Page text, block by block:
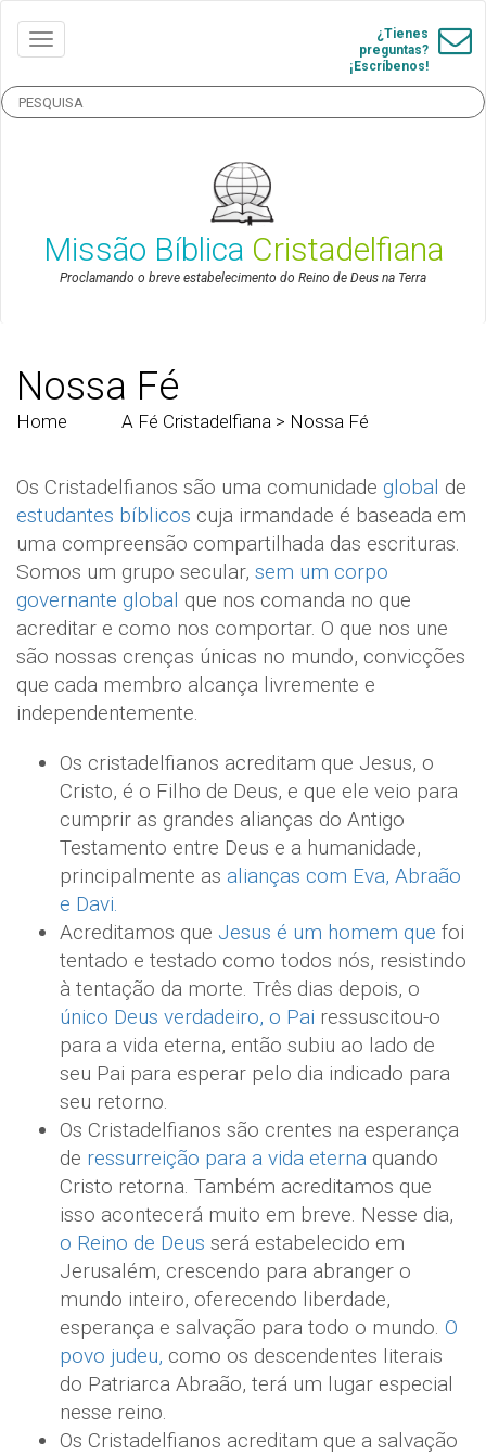
¿Tienes
preguntas?
¡Escríbenos!
Missão Bíblica Cristadelfiana
Proclamando o breve estabelecimento do Reino de Deus na Terra
Nossa Fé
Home A Fé Cristadelfiana > Nossa Fé
Os Cristadelfianos são uma comunidade global de
estudantes bíblicos cuja irmandade é baseada em
uma compreensão compartilhada das escrituras.
Somos um grupo secular, sem um corpo
governante global que nos comanda no que
acreditar e como nos comportar. O que nos une
são nossas crenças únicas no mundo, convicções
que cada membro alcança livremente e
independentemente.
Os cristadelfianos acreditam que Jesus, o
Cristo, é o Filho de Deus, e que ele veio para
cumprir as grandes alianças do Antigo
Testamento entre Deus e a humanidade,
principalmente as alianças com Eva, Abraão
e Davi.
Acreditamos que Jesus é um homem que foi
tentado e testado como todos nós, resistindo
à tentação da morte. Três dias depois, o
único Deus verdadeiro, o Pai ressuscitou-o
para a vida eterna, então subiu ao lado de
seu Pai para esperar pelo dia indicado para
seu retorno.
Os Cristadelfianos são crentes na esperança
de ressurreição para a vida eterna quando
Cristo retorna. Também acreditamos que
isso acontecerá muito em breve. Nesse dia,
o Reino de Deus será estabelecido em
Jerusalém, crescendo para abranger o
mundo inteiro, oferecendo liberdade,
esperança e salvação para todo o mundo. O
povo judeu, como os descendentes literais
do Patriarca Abraão, terá um lugar especial
nesse reino.
Os Cristadelfianos acreditam que a salvação